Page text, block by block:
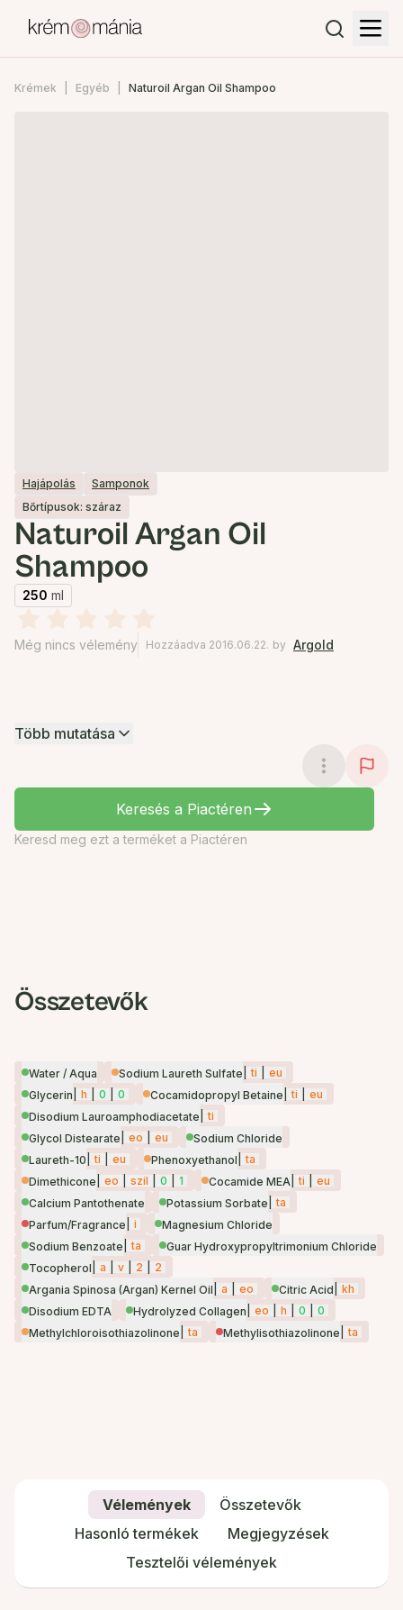
Krémek Egyéb Naturoil Argan Oil Shampoo
Hajápolás
Samponok
Bőrtípusok: száraz
Naturoil Argan Oil
Shampoo
250 ml
Még nincs vélemény Hozzáadva 2016.06.22. by Argold
Több mutatása
Keresés a Piactéren
Keresd meg ezt a terméket a Piactéren
Összetevők
Water / Aqua Sodium Laureth Sulfate ti
eu
Glycerin
h 0 0 Cocamidopropyl Betaine ti
eu
Disodium Lauroamphodiacetate
ti
Glycol Distearate
eo eu
Sodium Chloride
Laureth-10
ti eu Phenoxyethanol
ta
Dimethicone
eo szil 0 1 Cocamide MEA ti
eu
Calcium Pantothenate
Potassium Sorbate
ta
Parfum/Fragrance
i
Magnesium Chloride
Sodium Benzoate
ta
Guar Hydroxypropyltrimonium Chloride
Tocopherol
a v 2
2
Argania Spinosa (Argan) Kernel Oil
a eo Citric Acid
kh
Disodium EDTA
Hydrolyzed Collagen eo h 0
0
Methylchloroisothiazolinone
ta Methylisothiazolinone ta
Vélemények
Összetevők
Hasonló termékek
Megjegyzések
Tesztelői vélemények